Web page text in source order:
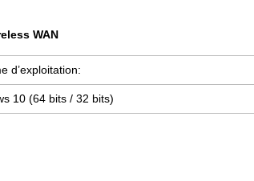
WAN
d’exploitation:
10 (64 bits / 32 bits)